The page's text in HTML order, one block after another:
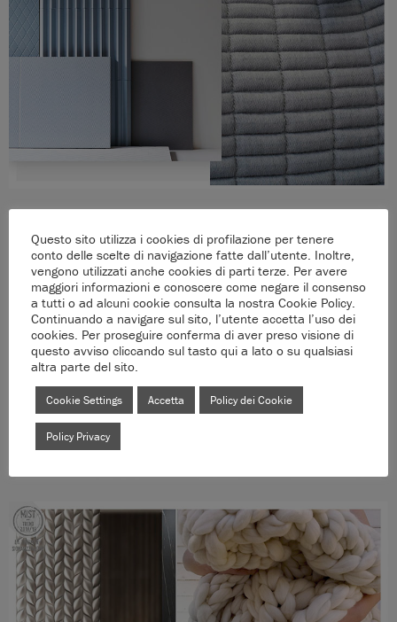
Questo sito utilizza i cookies di profilazione per tenere
conto delle scelte di navigazione fatte dall’utente. Inoltre,
vengono utilizzati anche cookies di parti terze. Per avere
maggiori informazioni e conoscere come negare il consenso
a tutti o ad alcuni cookie consulta la nostra Cookie Policy.
Continuando a navigare sul sito, l’utente accetta l’uso dei
cookies. Per proseguire conferma di aver preso visione di
questo avviso cliccando sul tasto qui a lato o su qualsiasi
altra parte del sito.
Cookie Settings Accetta Policy dei Cookie
Policy Privacy